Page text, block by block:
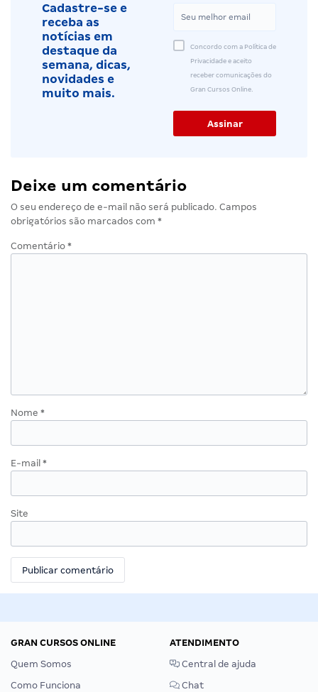
Cadastre-se e
receba as
notícias em
destaque da
semana, dicas,
novidades e
muito mais.
Concordo com a Política de
Privacidade e aceito
receber comunicações do
Gran Cursos Online.
Deixe um comentário
O seu endereço de e-mail não será publicado. Campos
obrigatórios são marcados com *
Comentário *
Nome *
E-mail *
Site
GRAN CURSOS ONLINE
Quem Somos
Como Funciona
ATENDIMENTO
Central de ajuda
Chat